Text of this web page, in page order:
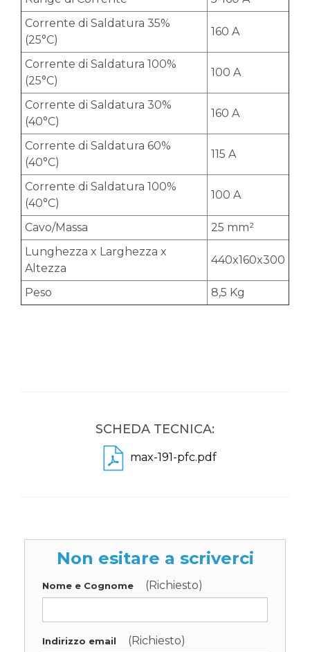
Corrente di Saldatura 35%
(25°C)
160 A
Corrente di Saldatura 100%
(25°C)
100 A
Corrente di Saldatura 30%
(40°C)
160 A
Corrente di Saldatura 60%
(40°C)
115 A
Corrente di Saldatura 100%
(40°C)
100 A
Cavo/Massa
25 mm²
Lunghezza x Larghezza x
Altezza
440x160x300
Peso 8,5 Kg
SCHEDA TECNICA:
max-191-pfc.pdf
Non esitare a scriverci
Nome e Cognome (Richiesto)
Indirizzo email (Richiesto)